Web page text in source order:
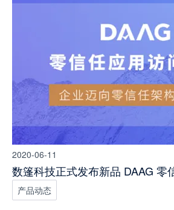
2020-06-11
数篷科技正式发布新品 DAAG 零
产品动态